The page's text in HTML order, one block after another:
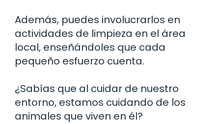
Además, puedes involucrarlos en
actividades de limpieza en el área
local, enseñándoles que cada
pequeño esfuerzo cuenta.
¿Sabías que al cuidar de nuestro
entorno, estamos cuidando de los
animales que viven en él?